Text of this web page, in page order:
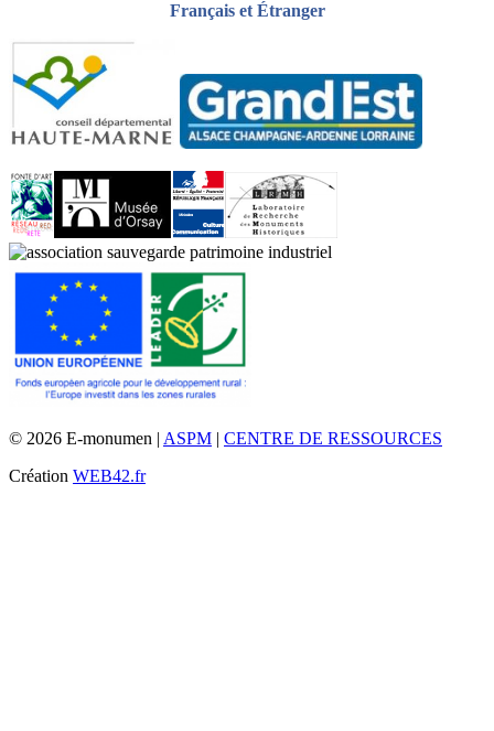
Français et Étranger
© 2026 E-monumen | ASPM | CENTRE DE RESSOURCES
Création WEB42.fr